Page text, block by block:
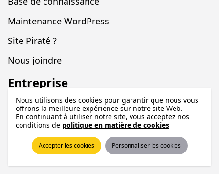
Maintenance WordPress
Site Piraté ?
Nous joindre
Entreprise
À propos
Blogue
Nous utilisons des cookies pour garantir que nous vous
offrons la meilleure expérience sur notre site Web.
En continuant à utiliser notre site, vous acceptez nos
conditions de politique en matière de cookies
Accepter les cookies Personnaliser les cookies